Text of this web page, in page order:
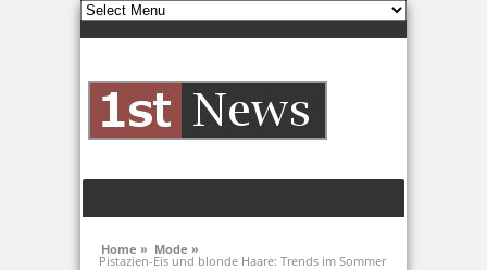
Home » Mode »
Pistazien-Eis und blonde Haare: Trends im Sommer